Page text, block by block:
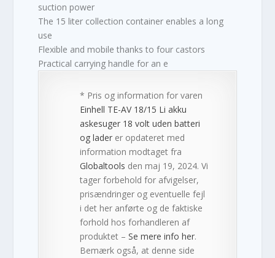
suction power
The 15 liter collection container enables a long
use
Flexible and mobile thanks to four castors
Practical carrying handle for an e
* Pris og information for varen
Einhell TE-AV 18/15 Li akku
askesuger 18 volt uden batteri
og lader er opdateret med
information modtaget fra
Globaltools den maj 19, 2024. Vi
tager forbehold for afvigelser,
prisændringer og eventuelle fejl
i det her anførte og de faktiske
forhold hos forhandleren af
produktet –Se mere info her.
Bemærk også, at denne side